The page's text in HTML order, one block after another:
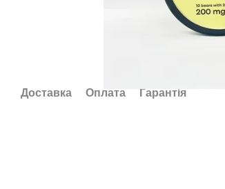
Доставка Оплата Гарантія